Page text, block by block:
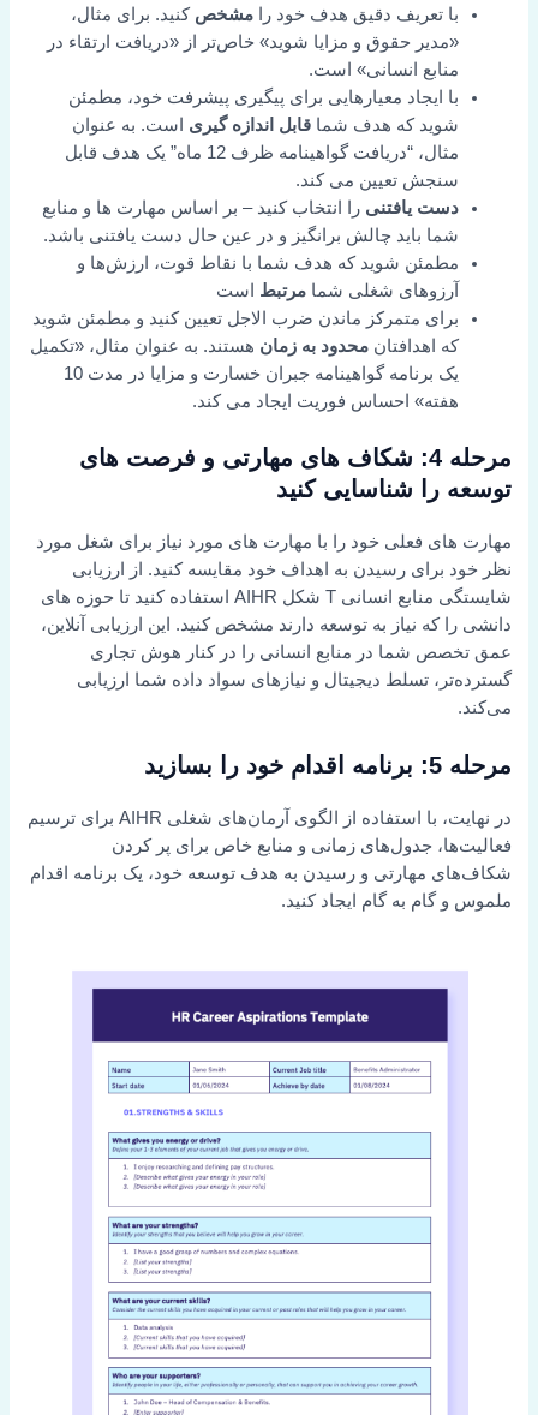
با تعریف دقیق هدف خود را مشخصکنید. برای مثال،
«مدیر حقوق و مزایا شوید» خاص‌تر از «دریافت ارتقاء در
منابع انسانی» است.
با ایجاد معیارهایی برای پیگیری پیشرفت خود، مطمئن
شوید که هدف شماقابل اندازه گیریاست. به عنوان
مثال، “دریافت گواهینامه ظرف 12 ماه” یک هدف قابل
سنجش تعیین می کند.
دست یافتنیرا انتخاب کنید – بر اساس مهارت ها و منابع
شما باید چالش برانگیز و در عین حال دست یافتنی باشد.
مطمئن شوید که هدف شما با نقاط قوت، ارزش‌ها و
آرزوهای شغلی شمامرتبطاست
برای متمرکز ماندن ضرب الاجل تعیین کنید و مطمئن شوید
که اهدافتانمحدود به زمانهستند. به عنوان مثال، «تکمیل
یک برنامه گواهینامه جبران خسارت و مزایا در مدت 10
هفته» احساس فوریت ایجاد می کند.
مرحله 4: شکاف های مهارتی و فرصت های
توسعه را شناسایی کنید
مهارت های فعلی خود را با مهارت های مورد نیاز برای شغل مورد
نظر خود برای رسیدن به اهداف خود مقایسه کنید. از ارزیابی
شایستگی منابع انسانی T شکل AIHR استفاده کنید تا حوزه های
دانشی را که نیاز به توسعه دارند مشخص کنید. این ارزیابی آنلاین،
عمق تخصص شما در منابع انسانی را در کنار هوش تجاری
گسترده‌تر، تسلط دیجیتال و نیازهای سواد داده شما ارزیابی
می‌کند.
مرحله 5: برنامه اقدام خود را بسازید
در نهایت، با استفاده از الگوی آرمان‌های شغلی AIHR برای ترسیم
فعالیت‌ها، جدول‌های زمانی و منابع خاص برای پر کردن
شکاف‌های مهارتی و رسیدن به هدف توسعه خود، یک برنامه اقدام
ملموس و گام به گام ایجاد کنید.